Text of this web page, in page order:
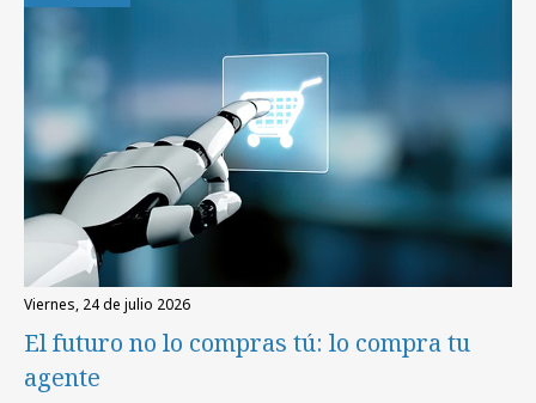
viernes, 24 de julio 2026
El futuro no lo compras tú: lo compra tu
agente